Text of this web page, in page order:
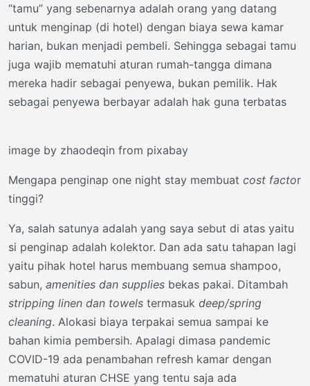
“tamu” yang sebenarnya adalah orang yang datang
untuk menginap (di hotel) dengan biaya sewa kamar
harian, bukan menjadi pembeli. Sehingga sebagai tamu
juga wajib mematuhi aturan rumah-tangga dimana
mereka hadir sebagai penyewa, bukan pemilik. Hak
sebagai penyewa berbayar adalah hak guna terbatas
image by zhaodeqin from pixabay
Mengapa penginap one night stay membuat cost factor
tinggi?
Ya, salah satunya adalah yang saya sebut di atas yaitu
si penginap adalah kolektor. Dan ada satu tahapan lagi
yaitu pihak hotel harus membuang semua shampoo,
sabun, amenities dan supplies bekas pakai. Ditambah
stripping linen dan towels termasuk deep/spring
cleaning. Alokasi biaya terpakai semua sampai ke
bahan kimia pembersih. Apalagi dimasa pandemic
COVID-19 ada penambahan refresh kamar dengan
mematuhi aturan CHSE yang tentu saja ada